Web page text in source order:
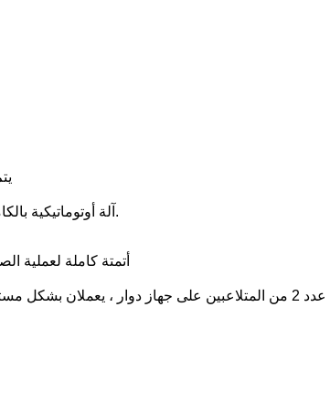
آلة أوتوماتيكية بالكامل مزودة بمعالجين مثبتين على جهاز تدوير دوار وفرن واحد لإنتاج منتجات صب عالية الجودة بتكلفة منخفضة.
2) أتمتة كاملة
أ. عدد 2 من المتلاعبين على جهاز دوار ، يعملان